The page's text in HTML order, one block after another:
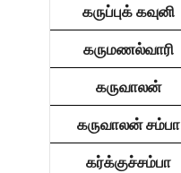
கருப்புக் கவுனி
கருமணல்வாரி
கருவாலன்
கருவாலன் சம்பா
கர்க்குச்சம்பா